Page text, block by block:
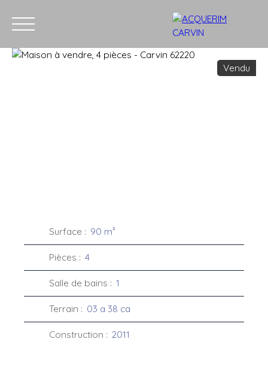
Vendu
Surface : 90 m²
Pièces : 4
Salle de bains : 1
Terrain : 03 a 38 ca
Construction : 2011